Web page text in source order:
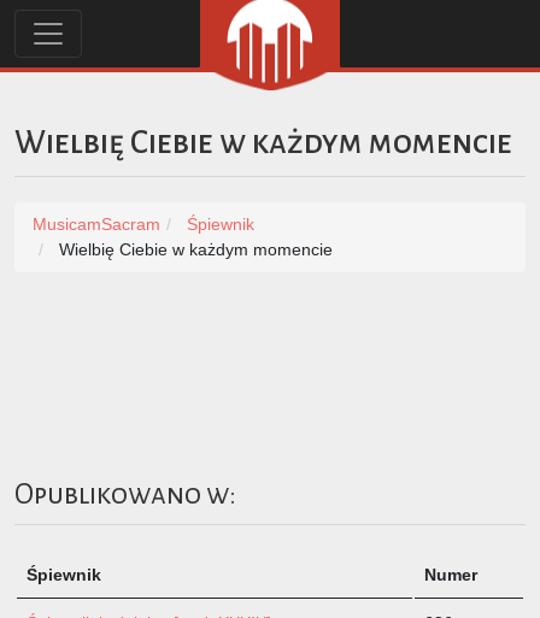
Wielbię Ciebie w każdym momencie
MusicamSacram
Śpiewnik
Wielbię Ciebie w każdym momencie
Opublikowano w:
Śpiewnik Numer